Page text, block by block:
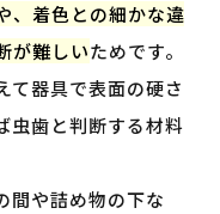
、着色との細かな違
が難しいためです。
て器具で表面の硬さ
虫歯と判断する材料
間や詰め物の下な